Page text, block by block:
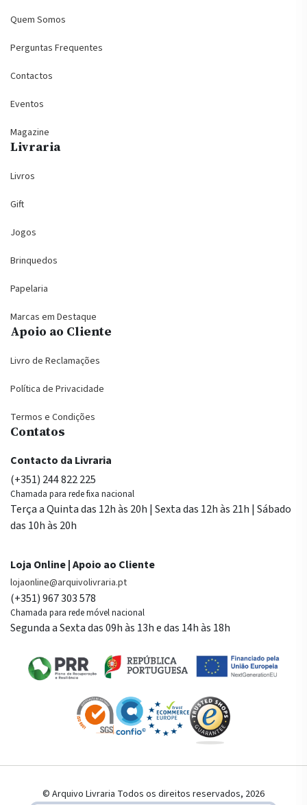
Quem Somos
Perguntas Frequentes
Contactos
Eventos
Magazine
Livraria
Livros
Gift
Jogos
Brinquedos
Papelaria
Marcas em Destaque
Apoio ao Cliente
Livro de Reclamações
Política de Privacidade
Termos e Condições
Contatos
Contacto da Livraria
(+351) 244 822 225
Chamada para rede fixa nacional
Terça a Quinta das 12h às 20h | Sexta das 12h às 21h | Sábado
das 10h às 20h
Loja Online | Apoio ao Cliente
lojaonline@arquivolivraria.pt
(+351) 967 303 578
Chamada para rede móvel nacional
Segunda a Sexta das 09h às 13h e das 14h às 18h
© Arquivo Livraria Todos os direitos reservados, 2026